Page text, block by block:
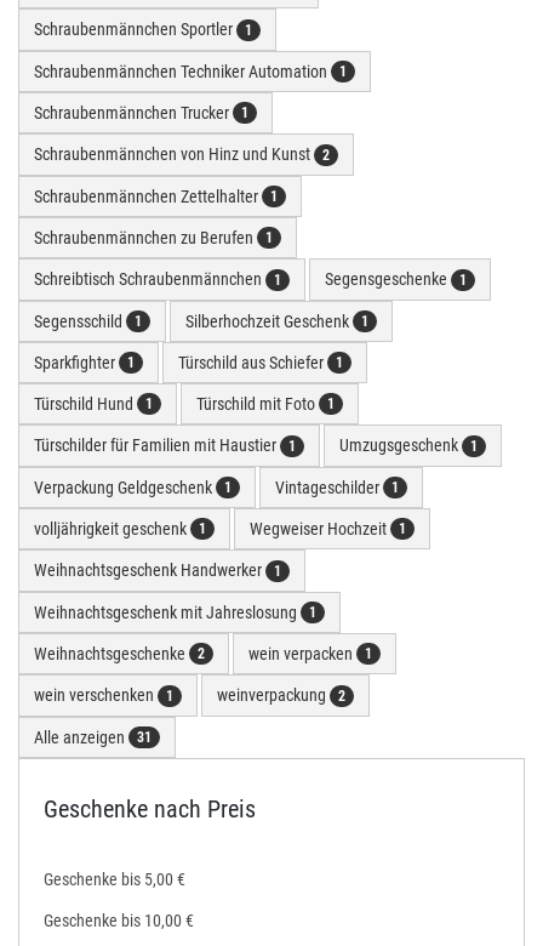
Schraubenmännchen Sportler 1
Schraubenmännchen Techniker Automation 1
Schraubenmännchen Trucker 1
Schraubenmännchen von Hinz und Kunst 2
Schraubenmännchen Zettelhalter 1
Schraubenmännchen zu Berufen 1
Schreibtisch Schraubenmännchen 1 Segensgeschenke 1
Segensschild 1 Silberhochzeit Geschenk 1
Sparkfighter 1 Türschild aus Schiefer 1
Türschild Hund 1 Türschild mit Foto 1
Türschilder für Familien mit Haustier 1 Umzugsgeschenk 1
Verpackung Geldgeschenk 1 Vintageschilder 1
volljährigkeit geschenk 1 Wegweiser Hochzeit 1
Weihnachtsgeschenk Handwerker 1
Weihnachtsgeschenk mit Jahreslosung 1
Weihnachtsgeschenke 2 wein verpacken 1
wein verschenken 1 weinverpackung 2
Alle anzeigen 31
Geschenke nach Preis
Geschenke bis 5,00 €
Geschenke bis 10,00 €